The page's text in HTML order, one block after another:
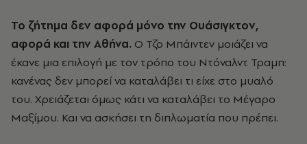
Το ζήτημα δεν αφορά μόνο την Ουάσιγκτον,
αφορά και την Αθήνα. Ο Τζο Μπάιντεν μοιάζει να
έκανε μια επιλογή με τον τρόπο του Ντόναλντ Τραμπ:
κανένας δεν μπορεί να καταλάβει τι είχε στο μυαλό
του. Χρειάζεται όμως κάτι να καταλάβει το Μέγαρο
Μαξίμου. Και να ασκήσει τη διπλωματία που πρέπει.